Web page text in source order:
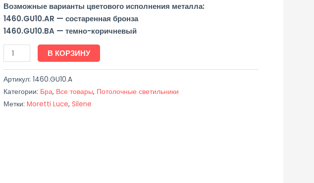
Возможные варианты цветового исполнения металла:
1460.GU10.AR — состаренная бронза
1460.GU10.BA — темно-коричневый
В КОРЗИНУ
Артикул: 1460.GU10.A
Категории: Бра, Все товары, Потолочные светильники
Метки: Moretti Luce, Silene